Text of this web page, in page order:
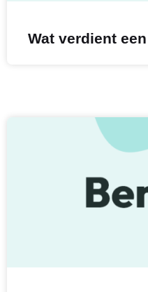
Wat verdient